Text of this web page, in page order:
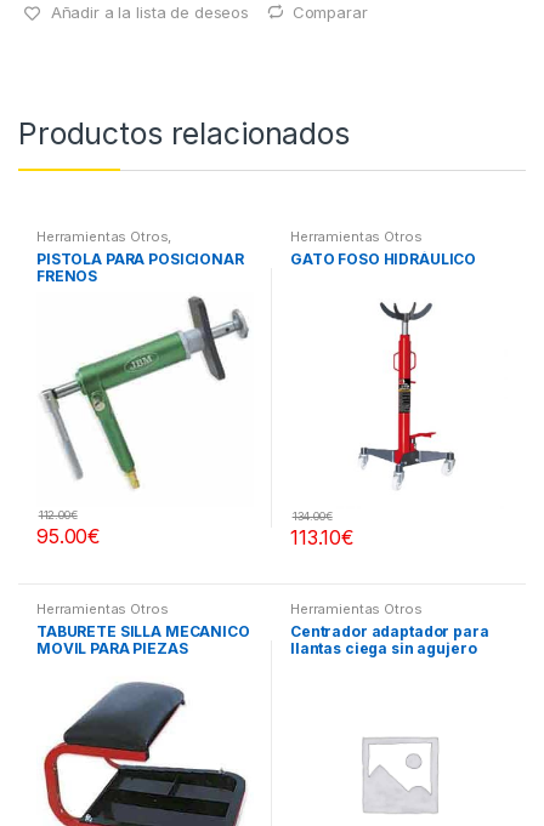
Añadir a la lista de deseos Comparar
Productos relacionados
Herramientas Otros,
Herramientas Frenos y
Refrigeración
PISTOLA PARA POSICIONAR
FRENOS
95.00€
112.00€
Herramientas Otros
GATO FOSO HIDRÁULICO
113.10€
134.00€
Herramientas Otros
TABURETE SILLA MECANICO
MOVIL PARA PIEZAS
Herramientas Otros
Centrador adaptador para
llantas ciega sin agujero